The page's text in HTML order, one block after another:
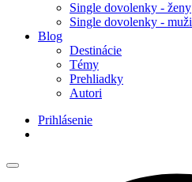
Single dovolenky - ženy
Single dovolenky - muži
Blog
Destinácie
Témy
Prehliadky
Autori
Prihlásenie